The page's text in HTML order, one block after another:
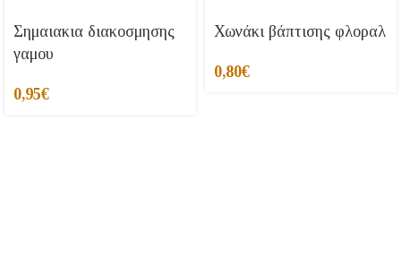
Σημαιακια διακοσμησης
γαμου
0,95€
Χωνάκι βάπτισης φλοραλ
0,80€